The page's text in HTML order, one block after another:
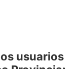
usuarios